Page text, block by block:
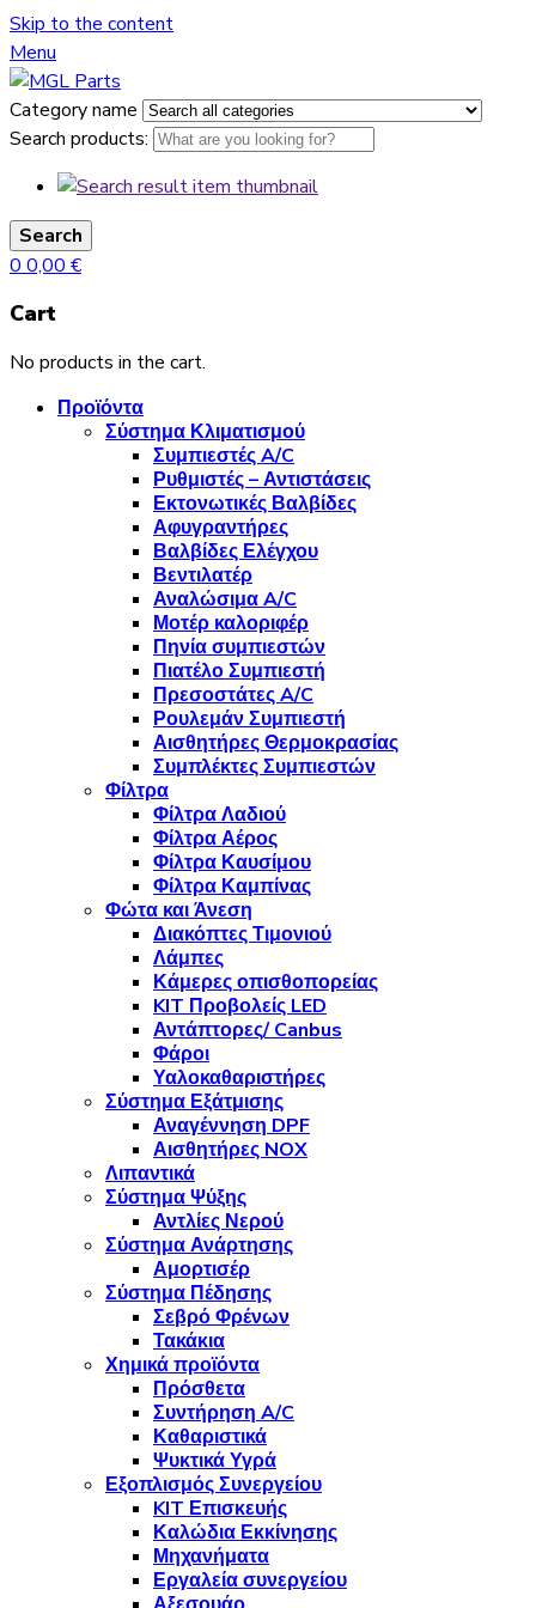
Skip to the content
Menu
Category name
Search products:
Search
0 0,00 €
Cart
No products in the cart.
Προϊόντα
Σύστημα Κλιματισμού
Συμπιεστές A/C
Ρυθμιστές – Αντιστάσεις
Εκτονωτικές Βαλβίδες
Αφυγραντήρες
Βαλβίδες Ελέγχου
Βεντιλατέρ
Αναλώσιμα A/C
Μοτέρ καλοριφέρ
Πηνία συμπιεστών
Πιατέλο Συμπιεστή
Πρεσοστάτες A/C
Ρουλεμάν Συμπιεστή
Αισθητήρες Θερμοκρασίας
Συμπλέκτες Συμπιεστών
Φίλτρα
Φίλτρα Λαδιού
Φίλτρα Αέρος
Φίλτρα Καυσίμου
Φίλτρα Καμπίνας
Φώτα και Άνεση
Διακόπτες Τιμονιού
Λάμπες
Κάμερες οπισθοπορείας
KIT Προβολείς LED
Αντάπτορες/ Canbus
Φάροι
Υαλοκαθαριστήρες
Σύστημα Εξάτμισης
Αναγέννηση DPF
Αισθητήρες NOX
Λιπαντικά
Σύστημα Ψύξης
Αντλίες Νερού
Σύστημα Ανάρτησης
Αμορτισέρ
Σύστημα Πέδησης
Σεβρό Φρένων
Τακάκια
Χημικά προϊόντα
Πρόσθετα
Συντήρηση A/C
Καθαριστικά
Ψυκτικά Υγρά
Εξοπλισμός Συνεργείου
KIT Επισκευής
Καλώδια Εκκίνησης
Μηχανήματα
Εργαλεία συνεργείου